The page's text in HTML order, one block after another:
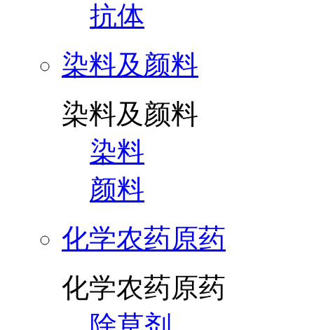
抗体
染料及颜料
染料及颜料
染料
颜料
化学农药原药
化学农药原药